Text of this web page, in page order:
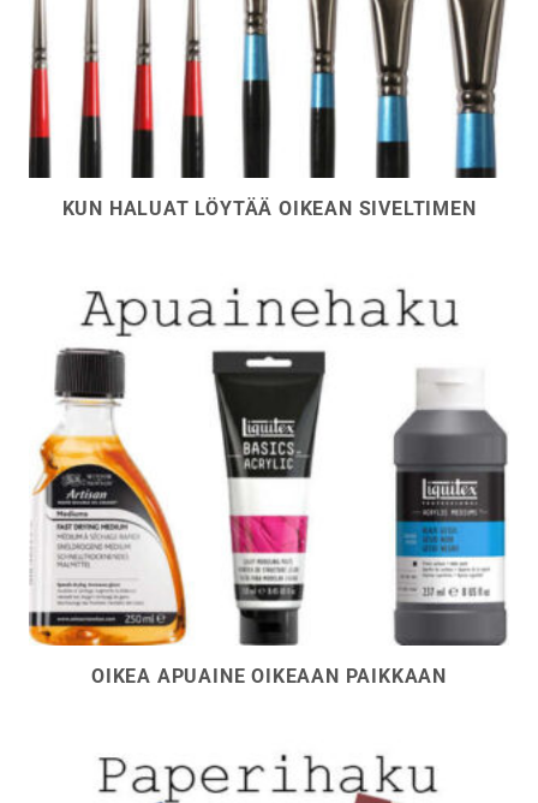
KUN HALUAT LÖYTÄÄ OIKEAN SIVELTIMEN
OIKEA APUAINE OIKEAAN PAIKKAAN